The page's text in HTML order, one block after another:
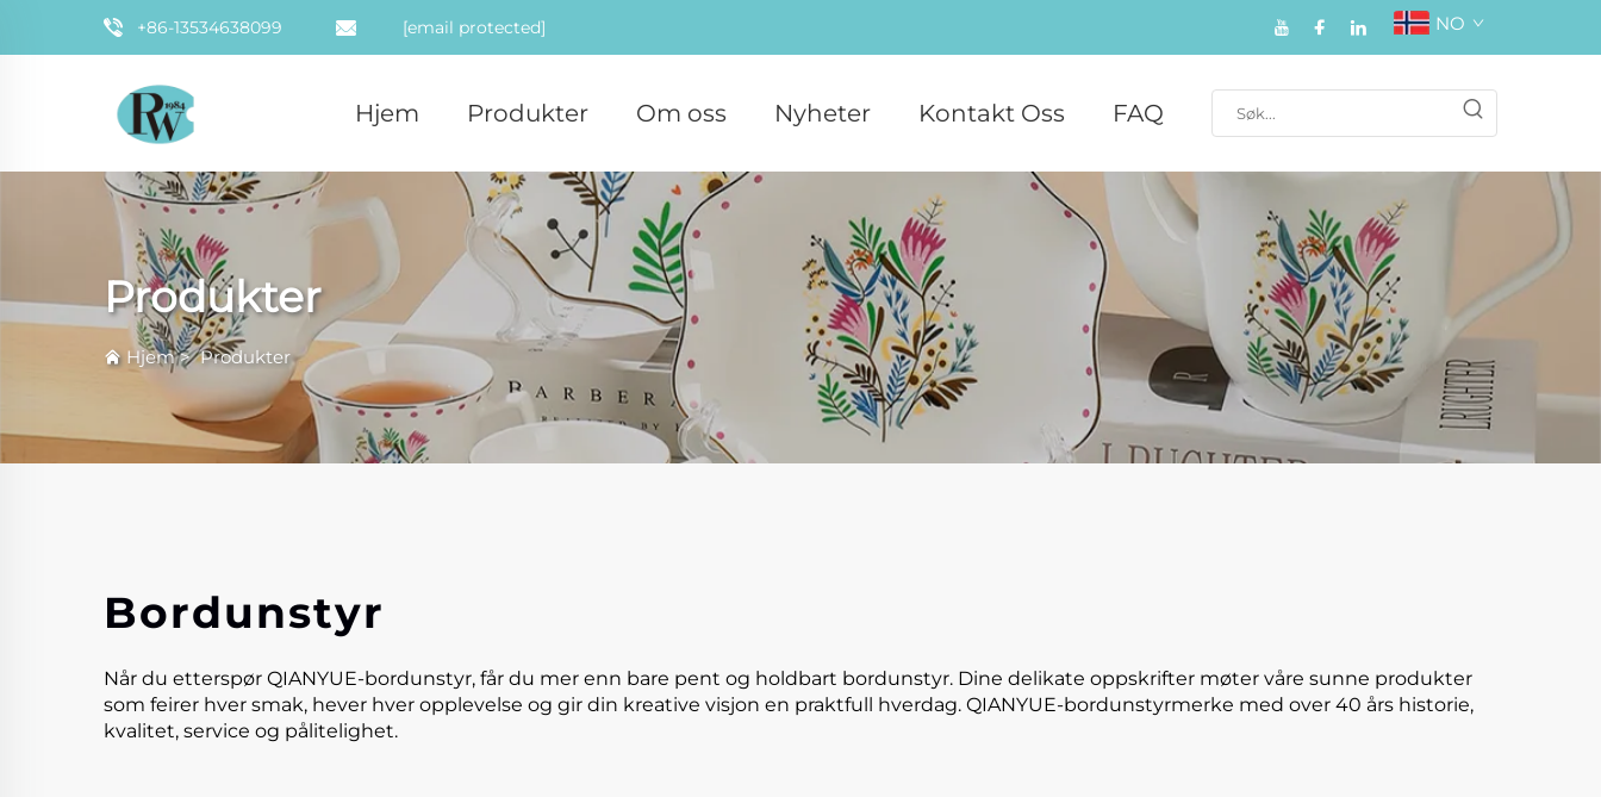
+86-13534638099 [email protected] NO
Hjem Produkter Om oss Nyheter Kontakt Oss FAQ
Produkter
Hjem>Produkter
Bordunstyr
Når du etterspør QIANYUE-bordunstyr, får du mer enn bare pent og holdbart bordunstyr. Dine delikate oppskrifter møter våre sunne produkter
som feirer hver smak, hever hver opplevelse og gir din kreative visjon en praktfull hverdag. QIANYUE-bordunstyrmerke med over 40 års historie,
kvalitet, service og pålitelighet.